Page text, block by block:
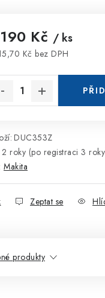
Kč / ks
Kč bez DPH
DUC353Z
2 roky (po registraci 3
Makita
Zeptat se
produkty